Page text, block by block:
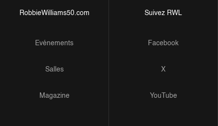
RobbieWilliams50.com
Evénements
Salles
Magazine
Suivez RWL
Facebook
X
YouTube